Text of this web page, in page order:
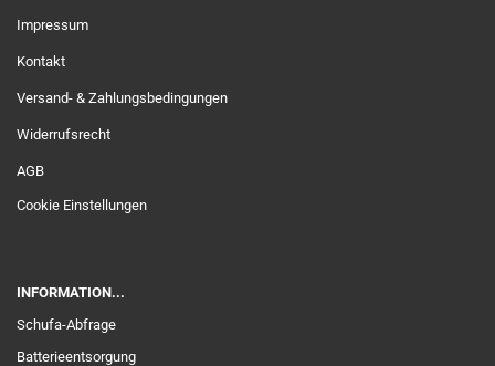
Impressum
Kontakt
Versand- & Zahlungsbedingungen
Widerrufsrecht
AGB
Cookie Einstellungen
INFORMATION...
Schufa-Abfrage
Batterieentsorgung